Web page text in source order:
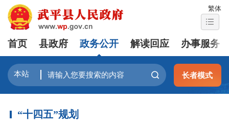
繁体
首页 县政府 政务公开 解读回应 办事服务
长者模式
“十四五”规划